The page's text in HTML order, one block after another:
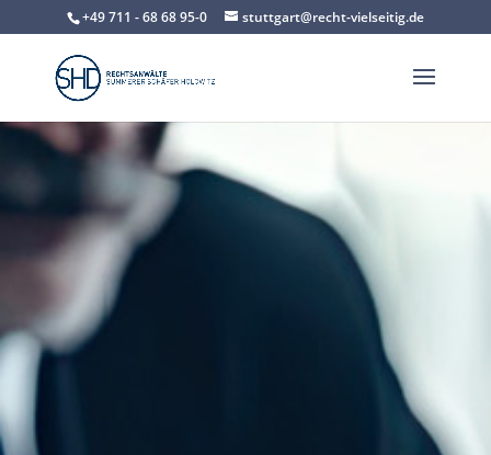
+49 711 - 68 68 95-0 stuttgart@recht-vielseitig.de